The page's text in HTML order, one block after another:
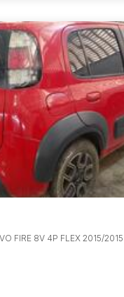
FIRE 8V 4P FLEX 2015/2015